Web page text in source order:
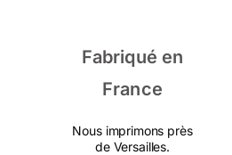
Fabriqué en
France
Nous imprimons près
de Versailles.